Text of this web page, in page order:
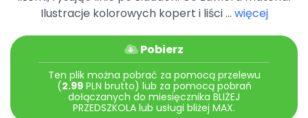
Ilustracje kolorowych kopert i liści ... więcej
Pobierz
Ten plik można pobrać za pomocą przelewu
(2.99PLN brutto) lub za pomocą pobrań
dołączanych do miesięcznika BLIŻEJ
PRZEDSZKOLA lub usługi bliżej MAX.